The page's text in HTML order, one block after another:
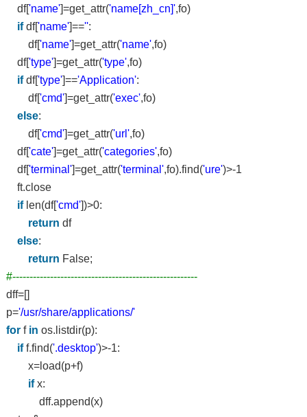
df['name']=get_attr('name[zh_cn]',fo)
ifdf['name']=='':
df['name']=get_attr('name',fo)
df['type']=get_attr('type',fo)
ifdf['type']=='Application':
df['cmd']=get_attr('exec',fo)
else:
df['cmd']=get_attr('url',fo)
df['cate']=get_attr('categories',fo)
df['terminal']=get_attr('terminal',fo).find('ure')>-1
ft.close
iflen(df['cmd'])>0:
return df
else:
return False;
#------------------------------------------------------
dff=[]
p='/usr/share/applications/'
forf in os.listdir(p):
iff.find('.desktop')>-1:
x=load(p+f)
ifx:
dff.append(x)